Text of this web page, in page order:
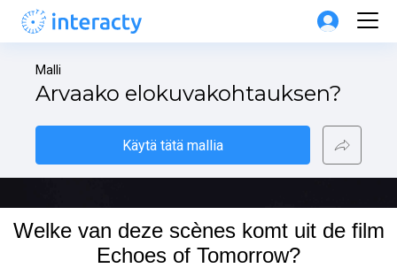
Malli
Arvaako elokuvakohtauksen?
Käytä tätä mallia